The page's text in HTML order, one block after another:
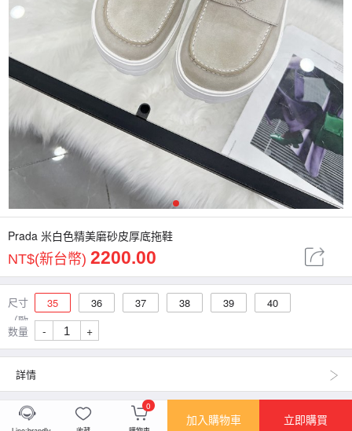
1
Prada 米白色精美磨砂皮厚底拖鞋
NT$(新台幣) 2200.00
尺寸
（歐
碼）
35 36 37 38 39
40
数量
- +
詳情
0
加入購物車 立即購買